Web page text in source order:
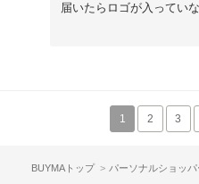
届いたらロゴが入ってい
1 2 3
BUYMAトップ パーソナルショッ